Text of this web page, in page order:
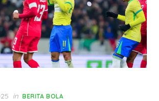
in BERITA BOLA